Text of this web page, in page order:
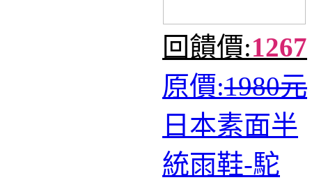
回饋價:1267
原價:1980元
日本素面半
統雨鞋-駝